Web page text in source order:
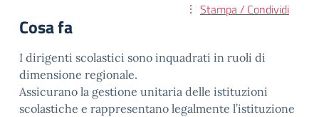
Stampa / Condividi
Cosa fa
I dirigenti scolastici sono inquadrati in ruoli di
dimensione regionale.
Assicurano la gestione unitaria delle istituzioni
scolastiche e rappresentano legalmente l’istituzione